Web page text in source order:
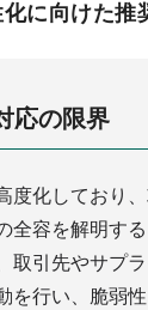
に向けた推
応の限界
度化しており
全容を解明す
取引先やサプ
を行い、脆弱